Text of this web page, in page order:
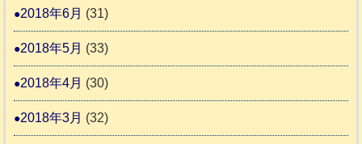
2018年6月 (31)
2018年5月 (33)
2018年4月 (30)
2018年3月 (32)